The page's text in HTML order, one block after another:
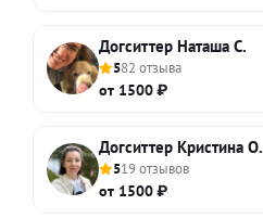
Догситтер Наташа С.
582 отзыва
от 1500 ₽
Догситтер Кристина О.
519 отзывов
от 1500 ₽